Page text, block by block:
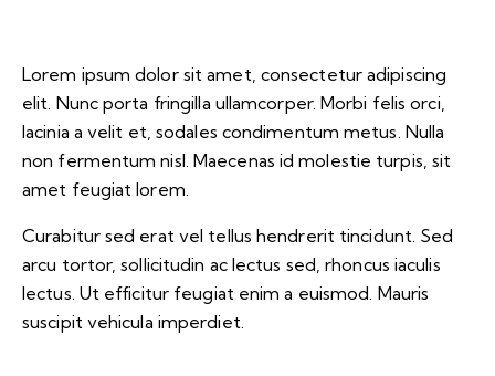
Lorem ipsum dolor sit amet, consectetur adipiscing
elit. Nunc porta fringilla ullamcorper. Morbi felis orci,
lacinia a velit et, sodales condimentum metus. Nulla
non fermentum nisl. Maecenas id molestie turpis, sit
amet feugiat lorem.
Curabitur sed erat vel tellus hendrerit tincidunt. Sed
arcu tortor, sollicitudin ac lectus sed, rhoncus iaculis
lectus. Ut efficitur feugiat enim a euismod. Mauris
suscipit vehicula imperdiet.